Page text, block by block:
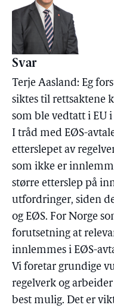
Svar
Terje Aasland: Eg
siktes til rettsaktene
som ble vedtatt i EU i
I tråd med EØS-
etterslepet av
som ikke er
større etterslep på
utfordringer, siden
og EØS. For Norge
forutsetning at
innlemmes i EØS-
Vi foretar grundige
regelverk og
best mulig. Det er